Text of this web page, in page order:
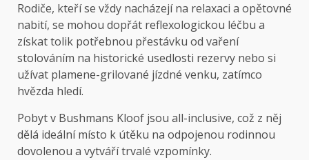
Rodiče, kteří se vždy nacházejí na relaxaci a opětovné
nabití, se mohou dopřát reflexologickou léčbu a
získat tolik potřebnou přestávku od vaření
stolováním na historické usedlosti rezervy nebo si
užívat plamene-grilované jízdné venku, zatímco
hvězda hledí.
Pobyt v Bushmans Kloof jsou all-inclusive, což z něj
dělá ideální místo k útěku na odpojenou rodinnou
dovolenou a vytváří trvalé vzpomínky.